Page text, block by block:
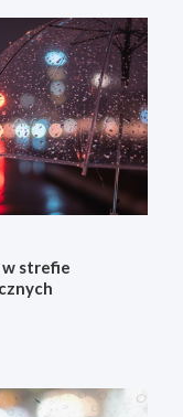
w strefie